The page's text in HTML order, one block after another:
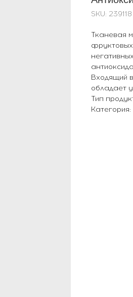
SKU: 239118
Тканевая
Входящий
обладает
Тип